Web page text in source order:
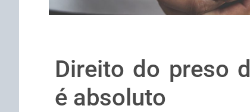
Direito do preso
é absoluto